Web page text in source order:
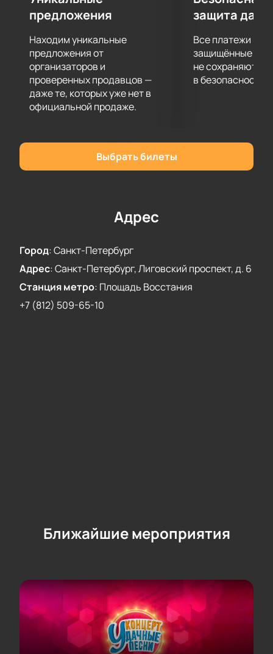
предложения
Находим уникальные
предложения от
организаторов и
проверенных продавцов —
даже те, которых уже нет в
официальной продаже.
защита
Все платежи
защищённые
не сохраняются
в безопасности.
Выбрать билеты
Адрес
Город:Санкт-Петербург
Адрес:Санкт-Петербург, Лиговский проспект, д. 6
Станция метро: Площадь Восстания
+7 (812) 509-65-10
Ближайшие мероприятия